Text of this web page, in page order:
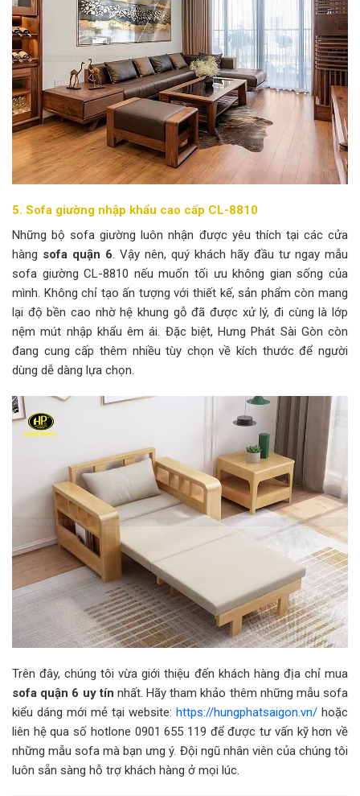
5. Sofa giường nhập khẩu cao cấp CL-8810
Những bộ sofa giường luôn nhận được yêu thích tại các cửa
hàng sofa quận 6. Vậy nên, quý khách hãy đầu tư ngay mẫu
sofa giường CL-8810 nếu muốn tối ưu không gian sống của
mình. Không chỉ tạo ấn tượng với thiết kế, sản phẩm còn mang
lại độ bền cao nhờ hệ khung gỗ đã được xử lý, đi cùng là lớp
nệm mút nhập khẩu êm ái. Đặc biệt, Hưng Phát Sài Gòn còn
đang cung cấp thêm nhiều tùy chọn về kích thước để người
dùng dễ dàng lựa chọn.
Trên đây, chúng tôi vừa giới thiệu đến khách hàng địa chỉ mua
sofa quận 6 uy tín nhất. Hãy tham khảo thêm những mẫu sofa
kiểu dáng mới mẻ tại website: https://hungphatsaigon.vn/ hoặc
liên hệ qua số hotlone 0901 655 119 để được tư vấn kỹ hơn về
những mẫu sofa mà bạn ưng ý. Đội ngũ nhân viên của chúng tôi
luôn sẵn sàng hỗ trợ khách hàng ở mọi lúc.